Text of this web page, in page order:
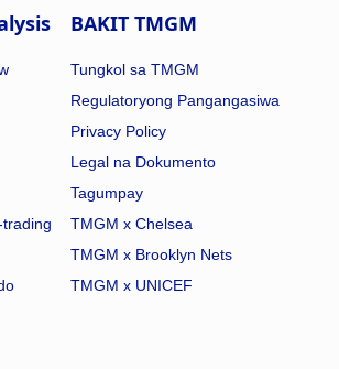
BAKIT TMGM
Tungkol sa TMGM
Regulatoryong Pangangasiwa
Privacy Policy
Legal na Dokumento
Tagumpay
TMGM x Chelsea
TMGM x Brooklyn Nets
TMGM x UNICEF